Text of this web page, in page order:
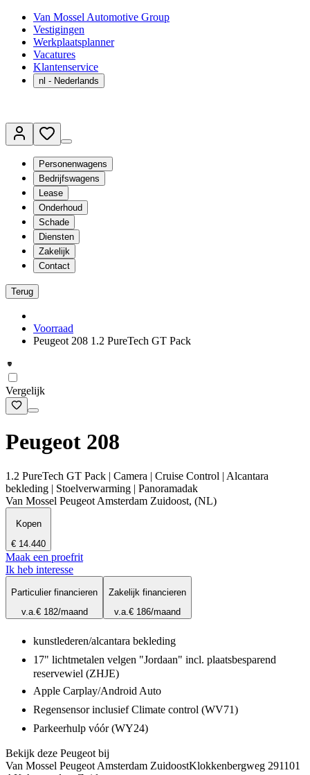
Van Mossel Automotive Group
Vestigingen
Werkplaatsplanner
Vacatures
Klantenservice
nl - Nederlands
Personenwagens
Bedrijfswagens
Lease
Onderhoud
Schade
Diensten
Zakelijk
Contact
Terug
Voorraad
Peugeot 208 1.2 PureTech GT Pack
Vergelijk
Peugeot 208
1.2 PureTech GT Pack | Camera | Cruise Control | Alcantara
bekleding | Stoelverwarming | Panoramadak
Van Mossel Peugeot Amsterdam Zuidoost, (NL)
Kopen
€ 14.440
Maak een proefrit
Ik heb interesse
Particulier financieren
v.a.€ 182/maand
Zakelijk financieren
v.a.€ 186/maand
kunstlederen/alcantara bekleding
17" lichtmetalen velgen "Jordaan" incl. plaatsbesparend
reservewiel (ZHJE)
Apple Carplay/Android Auto
Regensensor inclusief Climate control (WV71)
Parkeerhulp vóór (WY24)
Bekijk deze Peugeot bij
Van Mossel Peugeot Amsterdam ZuidoostKlokkenbergweg 291101